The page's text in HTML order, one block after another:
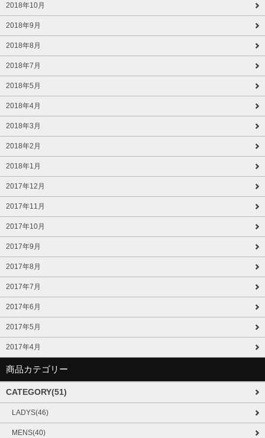
2018年10月
2018年9月
2018年8月
2018年7月
2018年5月
2018年4月
2018年3月
2018年2月
2018年1月
2017年12月
2017年11月
2017年10月
2017年9月
2017年8月
2017年7月
2017年6月
2017年5月
2017年4月
商品カテゴリー
CATEGORY(51)
LADYS(46)
MENS(40)